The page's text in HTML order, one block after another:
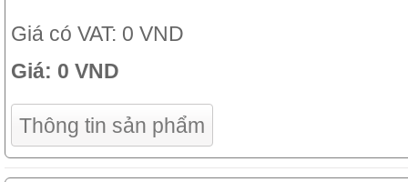
Giá có VAT: 0 VND
Giá: 0 VND
Thông tin sản phẩm